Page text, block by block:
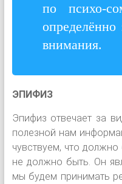
по психо-
внимания.
ЭПИФИЗ
Эпифиз отвечает за
полезной нам
чувствуем, что
не должно быть. Он
мы будем принимать